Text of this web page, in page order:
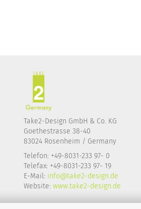
Take2-Design GmbH & Co. KG
Goethestrasse 38-40
83024 Rosenheim / Germany
Telefon: +49-8031-233 97- 0
Telefax: +49-8031-233 97- 19
E-Mail: info@take2-design.de
Website: www.take2-design.de